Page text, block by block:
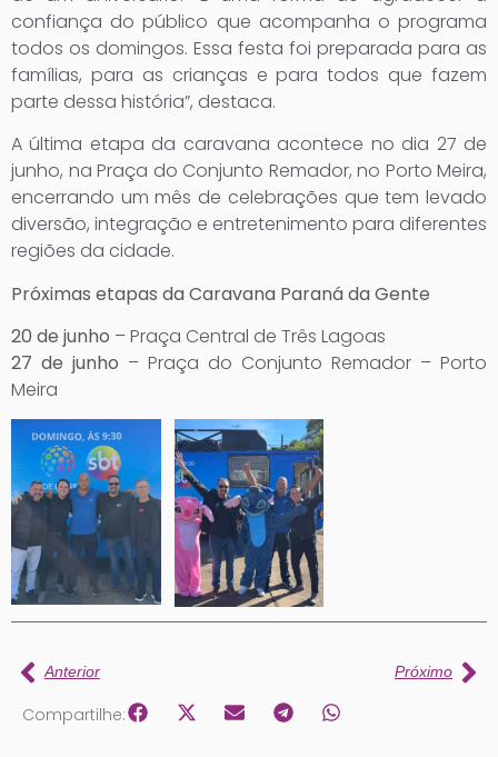
confiança do público que acompanha o programa
todos os domingos. Essa festa foi preparada para as
famílias, para as crianças e para todos que fazem
parte dessa história”, destaca.
A última etapa da caravana acontece no dia 27 de
junho, na Praça do Conjunto Remador, no Porto Meira,
encerrando um mês de celebrações que tem levado
diversão, integração e entretenimento para diferentes
regiões da cidade.
Próximas etapas da Caravana Paraná da Gente
20 de junho – Praça Central de Três Lagoas
27 de junho – Praça do Conjunto Remador – Porto
Meira
Anterior Próximo
Compartilhe: